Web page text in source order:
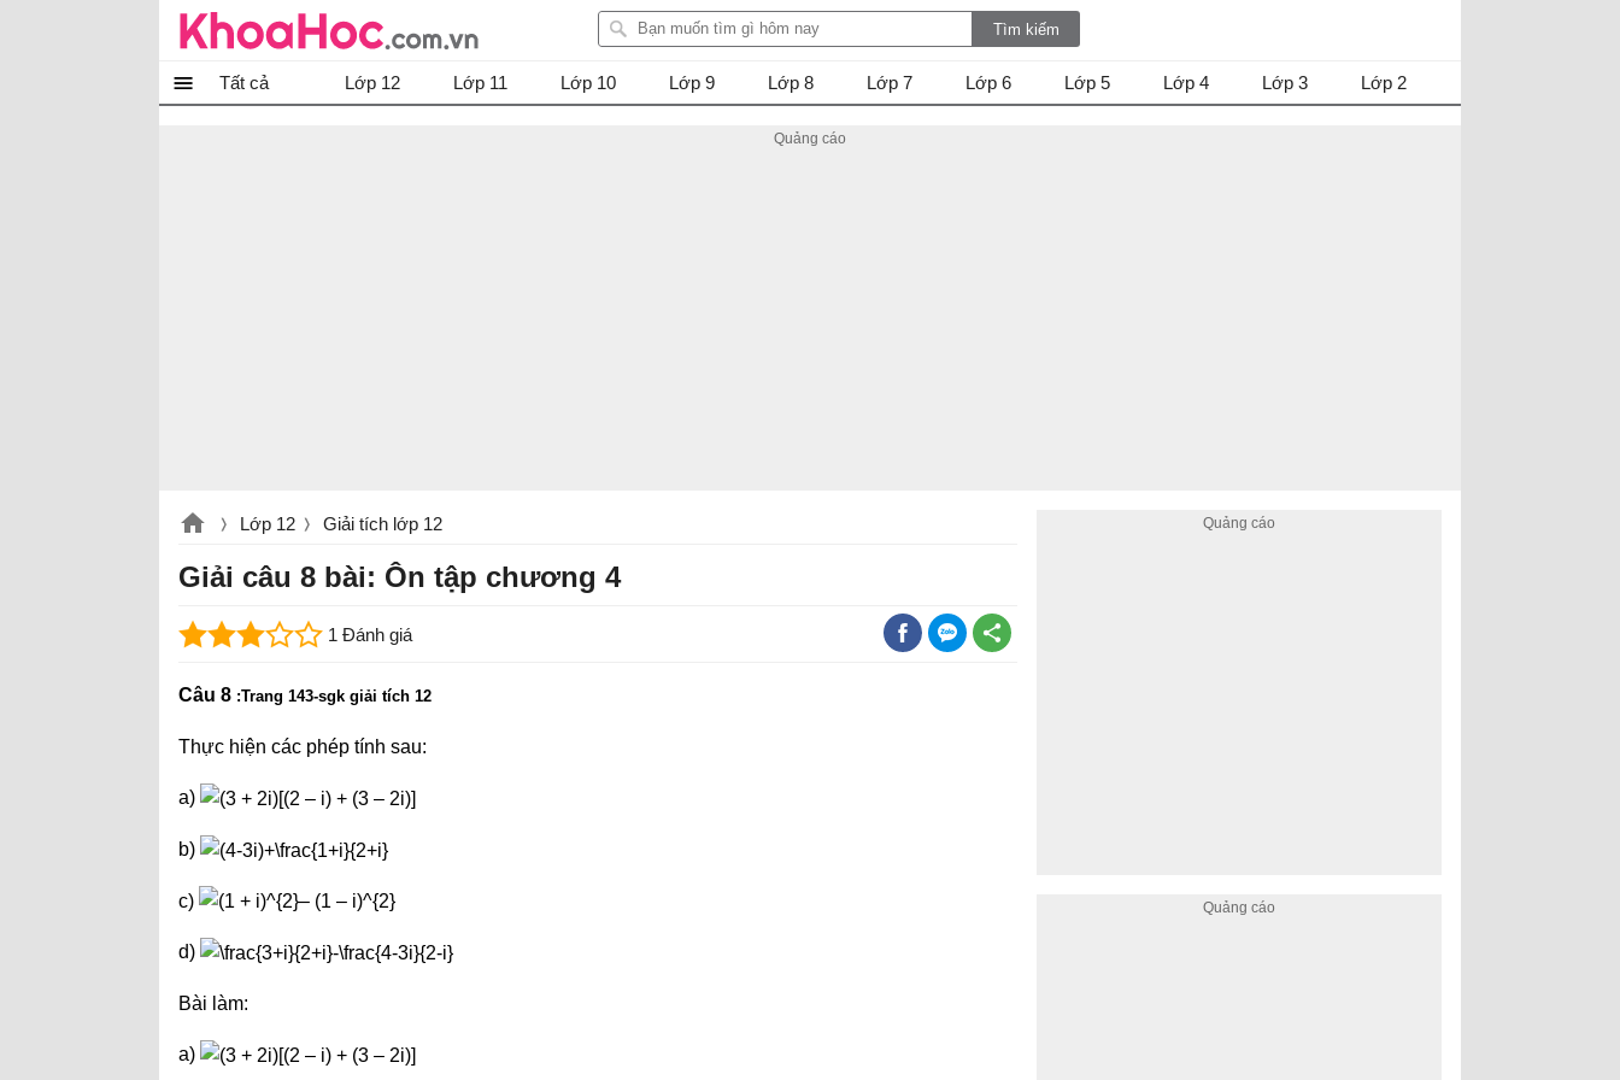
Tất cả Lớp 12 Lớp 11 Lớp 10 Lớp 9 Lớp 8 Lớp 7 Lớp 6 Lớp 5 Lớp 4 Lớp 3 Lớp 2
Lớp 12 Giải tích lớp 12
Giải câu 8 bài: Ôn tập chương 4
1 Đánh giá
Câu 8 :Trang 143-sgk giải tích 12
Thực hiện các phép tính sau:
a)
b)
c)
d)
Bài làm:
a)